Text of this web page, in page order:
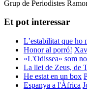
Grup de Periodistes
Et pot interessar
L’estabilitat que ho
Honor al porró!
«L'Odissea» som
La llei de Zeus, de
He estat en un box
Espanya a l'Àfrica